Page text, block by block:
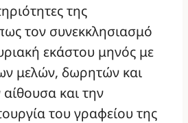
της
τον συνεκκλησιασμό
εκάστου μηνός με
μελών, δωρητών και
και την
του γραφείου της